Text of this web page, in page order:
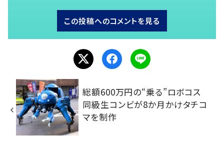
この投稿へのコメントを見る
総額600万円の“乗る”ロボコス
同級生コンビが8か月かけタチコ
マを制作